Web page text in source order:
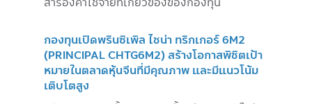
กองทุนเปิดพรินซิเพิล ไชน่า ทริกเกอร์ 6M2
(PRINCIPAL CHTG6M2) สร้างโอกาสพิชิตเป้า
หมายในตลาดหุ้นจีนที่มีคุณภาพ และมีแนวโน้ม
เติบโตสูง